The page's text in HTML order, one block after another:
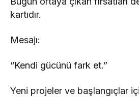
kartıdır.
Mesajı:
“Kendi gücünü fark et.”
Yeni projeler ve başlangıçlar